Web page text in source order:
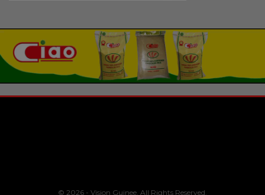
© 2026 - Vision Guinee. All Rights Reserved.